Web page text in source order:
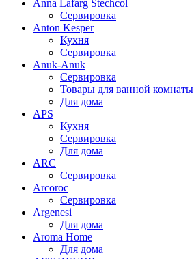
Anna Lafarg Stechcol
Сервировка
Anton Kesper
Кухня
Сервировка
Anuk-Anuk
Сервировка
Товары для ванной комнаты
Для дома
APS
Кухня
Сервировка
Для дома
ARC
Сервировка
Arcoroc
Сервировка
Argenesi
Для дома
Aroma Home
Для дома